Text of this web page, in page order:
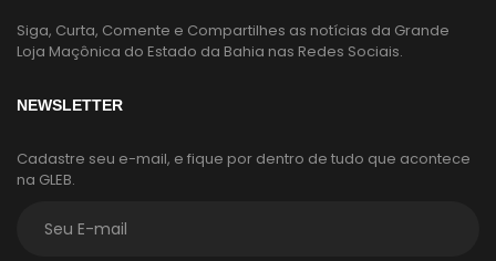
Siga, Curta, Comente e Compartilhes as notícias da Grande
Loja Maçônica do Estado da Bahia nas Redes Sociais.
NEWSLETTER
Cadastre seu e-mail, e fique por dentro de tudo que acontece
na GLEB.